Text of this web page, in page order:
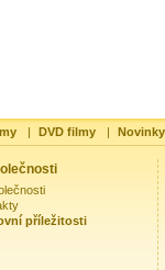
| DVD filmy |
příležitosti